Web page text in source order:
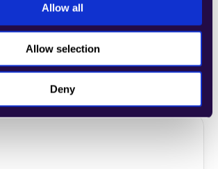
Allow all
Allow selection
Deny
die den
Ihres wachsenden
entsprechen.